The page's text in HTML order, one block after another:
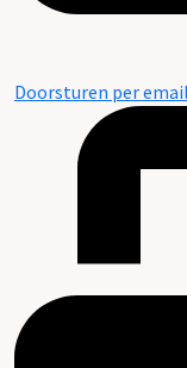
Doorsturen per email